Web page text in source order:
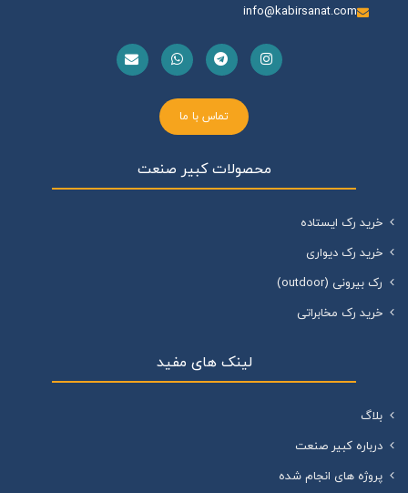
info@kabirsanat.com
تماس با ما
محصولات کبیر صنعت
خرید رک ایستاده
خرید رک دیواری
رک بیرونی (outdoor)
خرید رک مخابراتی
لینک های مفید
بلاگ
درباره کبیر صنعت
پروژه های انجام شده